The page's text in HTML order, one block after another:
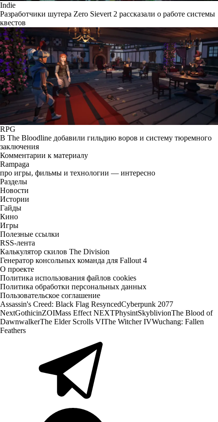
Indie
Разработчики шутера Zero Sievert 2 рассказали о работе системы
квестов
RPG
В The Bloodline добавили гильдию воров и систему тюремного
заключения
Комментарии к материалу
Rampaga
про игры, фильмы и технологии — интересно
Разделы
Новости
Истории
Гайды
Кино
Игры
Полезные ссылки
RSS-лента
Калькулятор скилов The Division
Генератор консольных команда для Fallout 4
О проекте
Политика использования файлов cookies
Политика обработки персональных данных
Пользовательское соглашение
Assassin's Creed: Black Flag ResyncedCyberpunk 2077
NextGothicinZOIMass Effect NEXTPhysintSkyblivionThe Blood of
DawnwalkerThe Elder Scrolls VIThe Witcher IVWuchang: Fallen
Feathers